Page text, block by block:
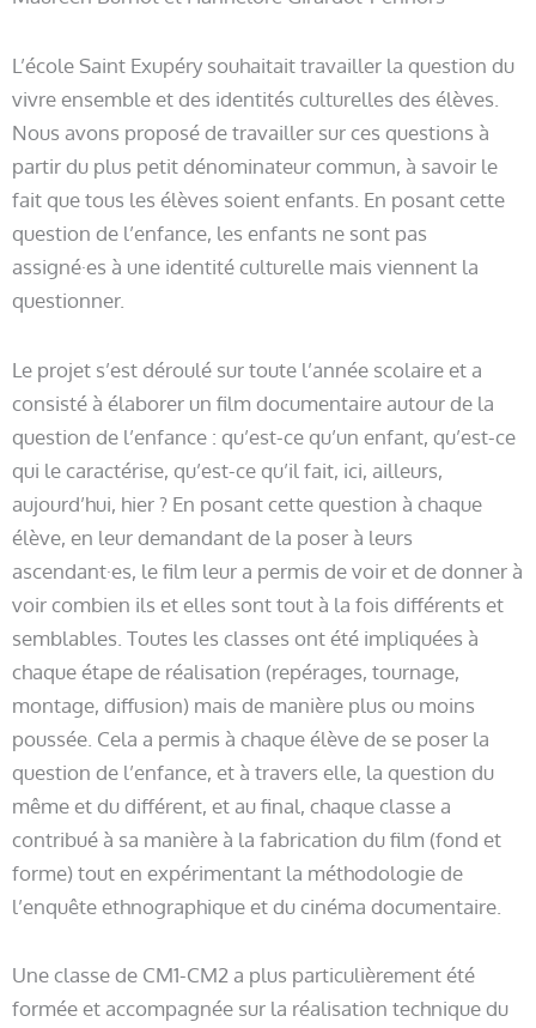
L’école Saint Exupéry souhaitait travailler la question du
vivre ensemble et des identités culturelles des élèves.
Nous avons proposé de travailler sur ces questions à
partir du plus petit dénominateur commun, à savoir le
fait que tous les élèves soient enfants. En posant cette
question de l’enfance, les enfants ne sont pas
assigné·es à une identité culturelle mais viennent la
questionner.
Le projet s’est déroulé sur toute l’année scolaire et a
consisté à élaborer un film documentaire autour de la
question de l’enfance : qu’est-ce qu’un enfant, qu’est-ce
qui le caractérise, qu’est-ce qu’il fait, ici, ailleurs,
aujourd’hui, hier ? En posant cette question à chaque
élève, en leur demandant de la poser à leurs
ascendant·es, le film leur a permis de voir et de donner à
voir combien ils et elles sont tout à la fois différents et
semblables. Toutes les classes ont été impliquées à
chaque étape de réalisation (repérages, tournage,
montage, diffusion) mais de manière plus ou moins
poussée. Cela a permis à chaque élève de se poser la
question de l’enfance, et à travers elle, la question du
même et du différent, et au final, chaque classe a
contribué à sa manière à la fabrication du film (fond et
forme) tout en expérimentant la méthodologie de
l’enquête ethnographique et du cinéma documentaire.
Une classe de CM1-CM2 a plus particulièrement été
formée et accompagnée sur la réalisation technique du